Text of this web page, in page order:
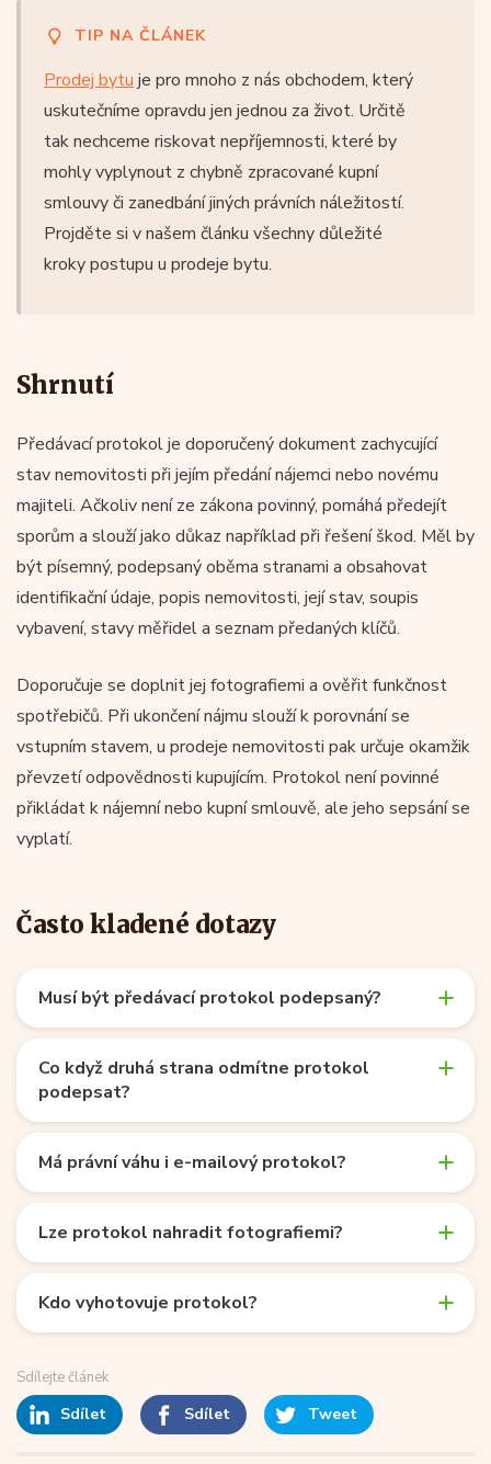
TIP NA ČLÁNEK
Prodej bytu je pro mnoho z nás obchodem, který
uskutečníme opravdu jen jednou za život. Určitě
tak nechceme riskovat nepříjemnosti, které by
mohly vyplynout z chybně zpracované kupní
smlouvy či zanedbání jiných právních náležitostí.
Projděte si v našem článku všechny důležité
kroky postupu u prodeje bytu.
Shrnutí
Předávací protokol je doporučený dokument zachycující
stav nemovitosti při jejím předání nájemci nebo novému
majiteli. Ačkoliv není ze zákona povinný, pomáhá předejít
sporům a slouží jako důkaz například při řešení škod. Měl by
být písemný, podepsaný oběma stranami a obsahovat
identifikační údaje, popis nemovitosti, její stav, soupis
vybavení, stavy měřidel a seznam předaných klíčů.
Doporučuje se doplnit jej fotografiemi a ověřit funkčnost
spotřebičů. Při ukončení nájmu slouží k porovnání se
vstupním stavem, u prodeje nemovitosti pak určuje okamžik
převzetí odpovědnosti kupujícím. Protokol není povinné
přikládat k nájemní nebo kupní smlouvě, ale jeho sepsání se
vyplatí.
Často kladené dotazy
Musí být předávací protokol podepsaný?
Co když druhá strana odmítne protokol
podepsat?
Má právní váhu i e-mailový protokol?
Lze protokol nahradit fotografiemi?
Kdo vyhotovuje protokol?
Sdílejte článek
Sdílet Sdílet Tweet